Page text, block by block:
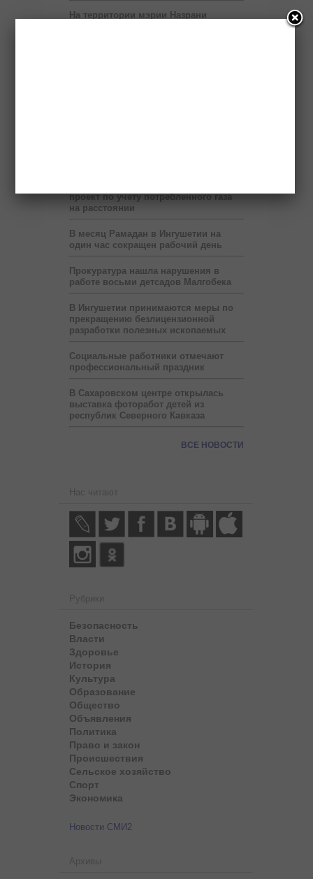
На территории мэрии Назрани
проект по учету потребленного газа
на расстоянии
В месяц Рамадан в Ингушетии на
один час сокращен рабочий день
Прокуратура нашла нарушения в
работе восьми детсадов Малгобека
В Ингушетии принимаются меры по
прекращению безлицензионной
разработки полезных ископаемых
Социальные работники отмечают
профессиональный праздник
В Сахаровском центре открылась
выставка фоторабот детей из
республик Северного Кавказа
ВСЕ НОВОСТИ
Нас читают
Рубрики
Безопасность
Власти
Здоровье
История
Культура
Образование
Общество
Объявления
Политика
Право и закон
Происшествия
Сельское хозяйство
Спорт
Экономика
Новости СМИ2
Архивы